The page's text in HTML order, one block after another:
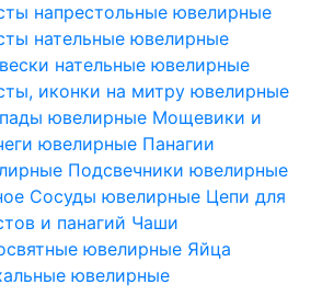
напрестольные ювелирные
нательные ювелирные
нательные ювелирные
иконки на митру ювелирные
ювелирные Мощевики и
ювелирные Панагии
Подсвечники ювелирные
Сосуды ювелирные Цепи для
и панагий Чаши
ювелирные Яйца
ювелирные